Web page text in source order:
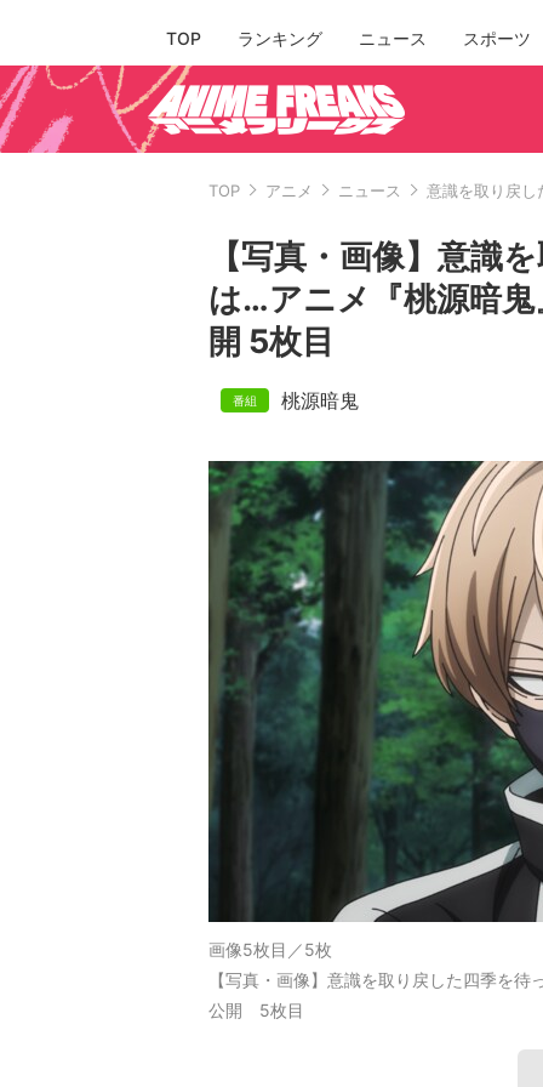
TOP ランキング ニュース スポーツ
TOP アニメ ニュース 意識を取り戻
【写真・画像】意識
は…アニメ『桃源暗
開 5枚目
桃源暗鬼
画像5枚目／5枚
【写真・画像】意識を取り戻した四季を
公開 5枚目